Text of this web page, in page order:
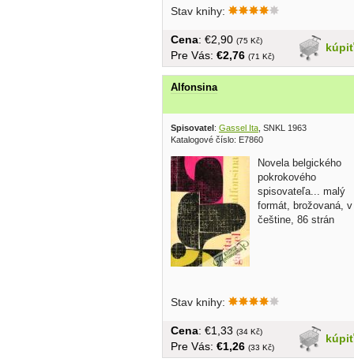
Stav knihy:
kúpiť
Cena: €2,90 (75 Kč)
Pre Vás: €2,76 (71 Kč)
Alfonsina
Spisovatel: Gassel Ita , SNKL 1963
Katalogové číslo: E7860
Novela belgického
pokrokového
spisovateľa... malý
formát, brožovaná, v
češtine, 86 strán
Stav knihy:
kúpiť
Cena: €1,33 (34 Kč)
Pre Vás: €1,26 (33 Kč)